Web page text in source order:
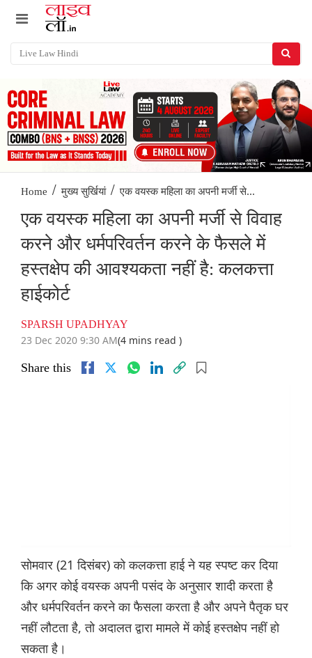
Home / मुख्य सुर्खियां / एक वयस्क महिला का अपनी मर्जी से...
एक वयस्क महिला का अपनी मर्जी से विवाह
करने और धर्मपरिवर्तन करने के फैसले में
हस्तक्षेप की आवश्यकता नहीं है: कलकत्ता
हाईकोर्ट
SPARSH UPADHYAY
23 Dec 2020 9:30 AM(4 mins read )
Share this
सोमवार (21 दिसंबर) को कलकत्ता हाई ने यह स्पष्ट कर दिया
कि अगर कोई वयस्क अपनी पसंद के अनुसार शादी करता है
और धर्मपरिवर्तन करने का फैसला करता है और अपने पैतृक घर
नहीं लौटता है, तो अदालत द्वारा मामले में कोई हस्तक्षेप नहीं हो
सकता है।